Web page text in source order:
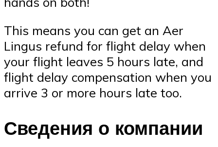
This means you can get an Aer
Lingus refund for flight delay when
your flight leaves 5 hours late, and
flight delay compensation when you
arrive 3 or more hours late too.
Сведения о компании